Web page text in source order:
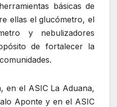
básicas de
ellas el glucómetro, el
y nebulizadores
de fortalecer la
en el ASIC La Aduana,
Aponte y en el ASIC